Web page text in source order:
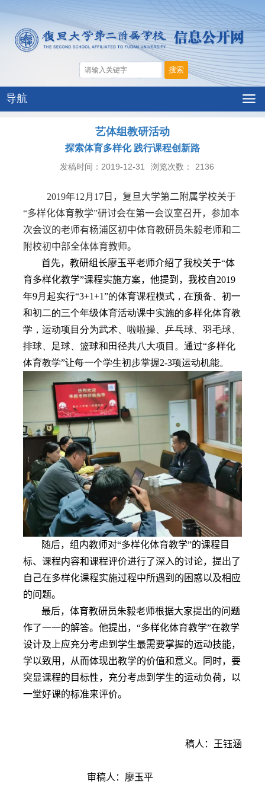
导航
艺体组教研活动
探索体育多样化 践行课程创新路
发稿时间：2019-12-31 浏览次数： 2136
2019年12 月 17日， 复旦大学第二附属学校关于
“多样化体育教学”研讨会在第一会议室召开，参加本
次会议的老师有杨浦区初中体育教研员朱毅老师和二
附校初中部全体体育教师。
首先，教研组长廖玉平老师介绍了我校关于“体
育多样化教学”课程实施方案， 他提到，我校自2019
年9月起实行“3+1+1”的体育课程模式，在预备、初一
和初二的三个年级体育活动课中实施的多样化体育教
学，运动项目分为武术、啦啦操、乒乓球、羽毛球、
排球、足球、篮球和田径共八大项目。通过“多样化
体育教学”让每一个学生初步掌握2-3项运动机能。
随后，组内教师对“多样化体育教学”的课程目
标、课程内容和课程评价进行了深入的讨论， 提出了
自己在多样化课程实施过程中所遇到的困惑以及相应
的问题。
最后，体育教研员朱毅老师根据大家提出的问题
作了一一的解答。 他提出，“多样化体育教学”在教学
设计及上应充分考虑到学生最需要掌握的运动技能，
学以致用，从而体现出教学的价值和意义。同时，要
突显课程的目标性，充分考虑到学生的运动负荷，以
一堂好课的标准来评价。
稿人：王钰涵
审稿人：廖玉平